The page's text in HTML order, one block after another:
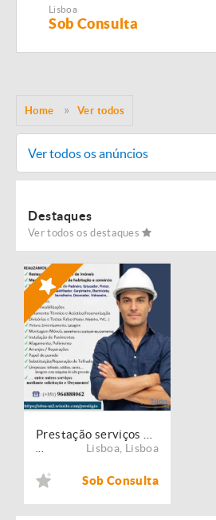
Remodelação de
imóveis!
Lisboa
Sob Consulta
Home Ver todos
Ver todos os anúncios
Destaques
Ver todos os destaques
Lisboa Lisboa
Sob Consulta